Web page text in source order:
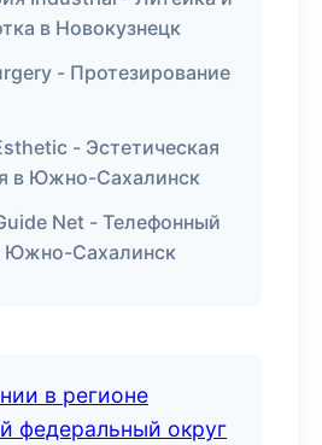
в Новокузнецк
- Протезирование
- Эстетическая
в Южно-Сахалинск
Net - Телефонный
Южно-Сахалинск
в регионе
федеральный округ